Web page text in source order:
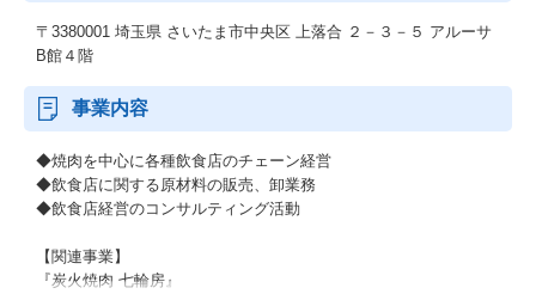
〒3380001 埼玉県 さいたま市中央区 上落合 ２－３－５ アルーサ
B館４階
事業内容
◆焼肉を中心に各種飲食店のチェーン経営
◆飲食店に関する原材料の販売、卸業務
◆飲食店経営のコンサルティング活動
【関連事業】
『炭火焼肉 七輪房』